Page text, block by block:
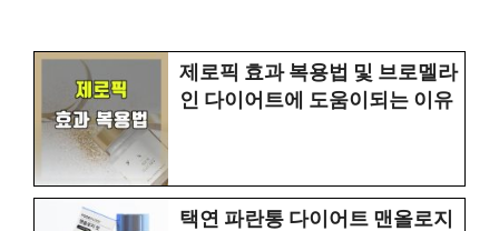
제로픽 효과 복용법 및 브로멜라
인 다이어트에 도움이되는 이유
택연 파란통 다이어트 맨올로지